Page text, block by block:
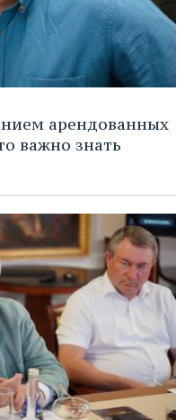
арендованных
важно знать